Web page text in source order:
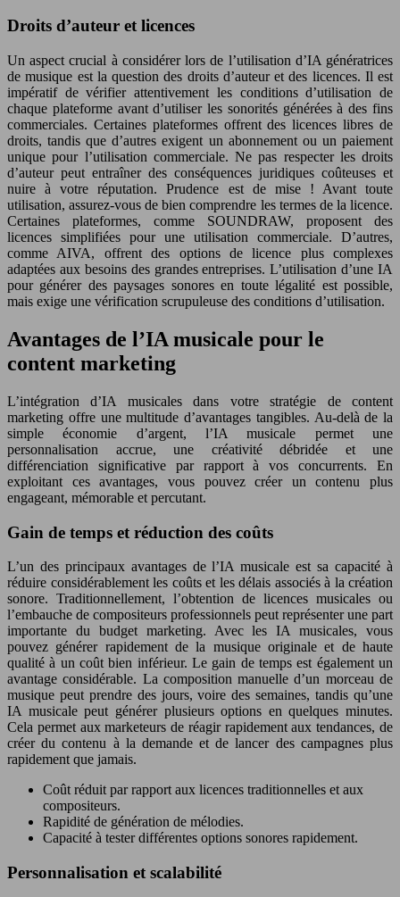
Droits d’auteur et licences
Un aspect crucial à considérer lors de l’utilisation d’IA génératrices
de musique est la question des droits d’auteur et des licences. Il est
impératif de vérifier attentivement les conditions d’utilisation de
chaque plateforme avant d’utiliser les sonorités générées à des fins
commerciales. Certaines plateformes offrent des licences libres de
droits, tandis que d’autres exigent un abonnement ou un paiement
unique pour l’utilisation commerciale. Ne pas respecter les droits
d’auteur peut entraîner des conséquences juridiques coûteuses et
nuire à votre réputation. Prudence est de mise ! Avant toute
utilisation, assurez-vous de bien comprendre les termes de la licence.
Certaines plateformes, comme SOUNDRAW, proposent des
licences simplifiées pour une utilisation commerciale. D’autres,
comme AIVA, offrent des options de licence plus complexes
adaptées aux besoins des grandes entreprises. L’utilisation d’une IA
pour générer des paysages sonores en toute légalité est possible,
mais exige une vérification scrupuleuse des conditions d’utilisation.
Avantages de l’IA musicale pour le
content marketing
L’intégration d’IA musicales dans votre stratégie de content
marketing offre une multitude d’avantages tangibles. Au-delà de la
simple économie d’argent, l’IA musicale permet une
personnalisation accrue, une créativité débridée et une
différenciation significative par rapport à vos concurrents. En
exploitant ces avantages, vous pouvez créer un contenu plus
engageant, mémorable et percutant.
Gain de temps et réduction des coûts
L’un des principaux avantages de l’IA musicale est sa capacité à
réduire considérablement les coûts et les délais associés à la création
sonore. Traditionnellement, l’obtention de licences musicales ou
l’embauche de compositeurs professionnels peut représenter une part
importante du budget marketing. Avec les IA musicales, vous
pouvez générer rapidement de la musique originale et de haute
qualité à un coût bien inférieur. Le gain de temps est également un
avantage considérable. La composition manuelle d’un morceau de
musique peut prendre des jours, voire des semaines, tandis qu’une
IA musicale peut générer plusieurs options en quelques minutes.
Cela permet aux marketeurs de réagir rapidement aux tendances, de
créer du contenu à la demande et de lancer des campagnes plus
rapidement que jamais.
Coût réduit par rapport aux licences traditionnelles et aux
compositeurs.
Rapidité de génération de mélodies.
Capacité à tester différentes options sonores rapidement.
Personnalisation et scalabilité